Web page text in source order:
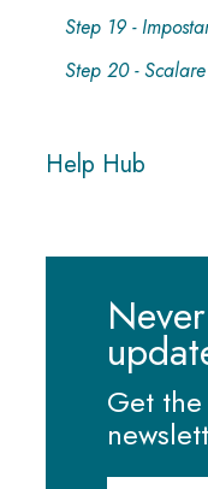
Step 19 -
Step 20 - Scalare
Help Hub
Get